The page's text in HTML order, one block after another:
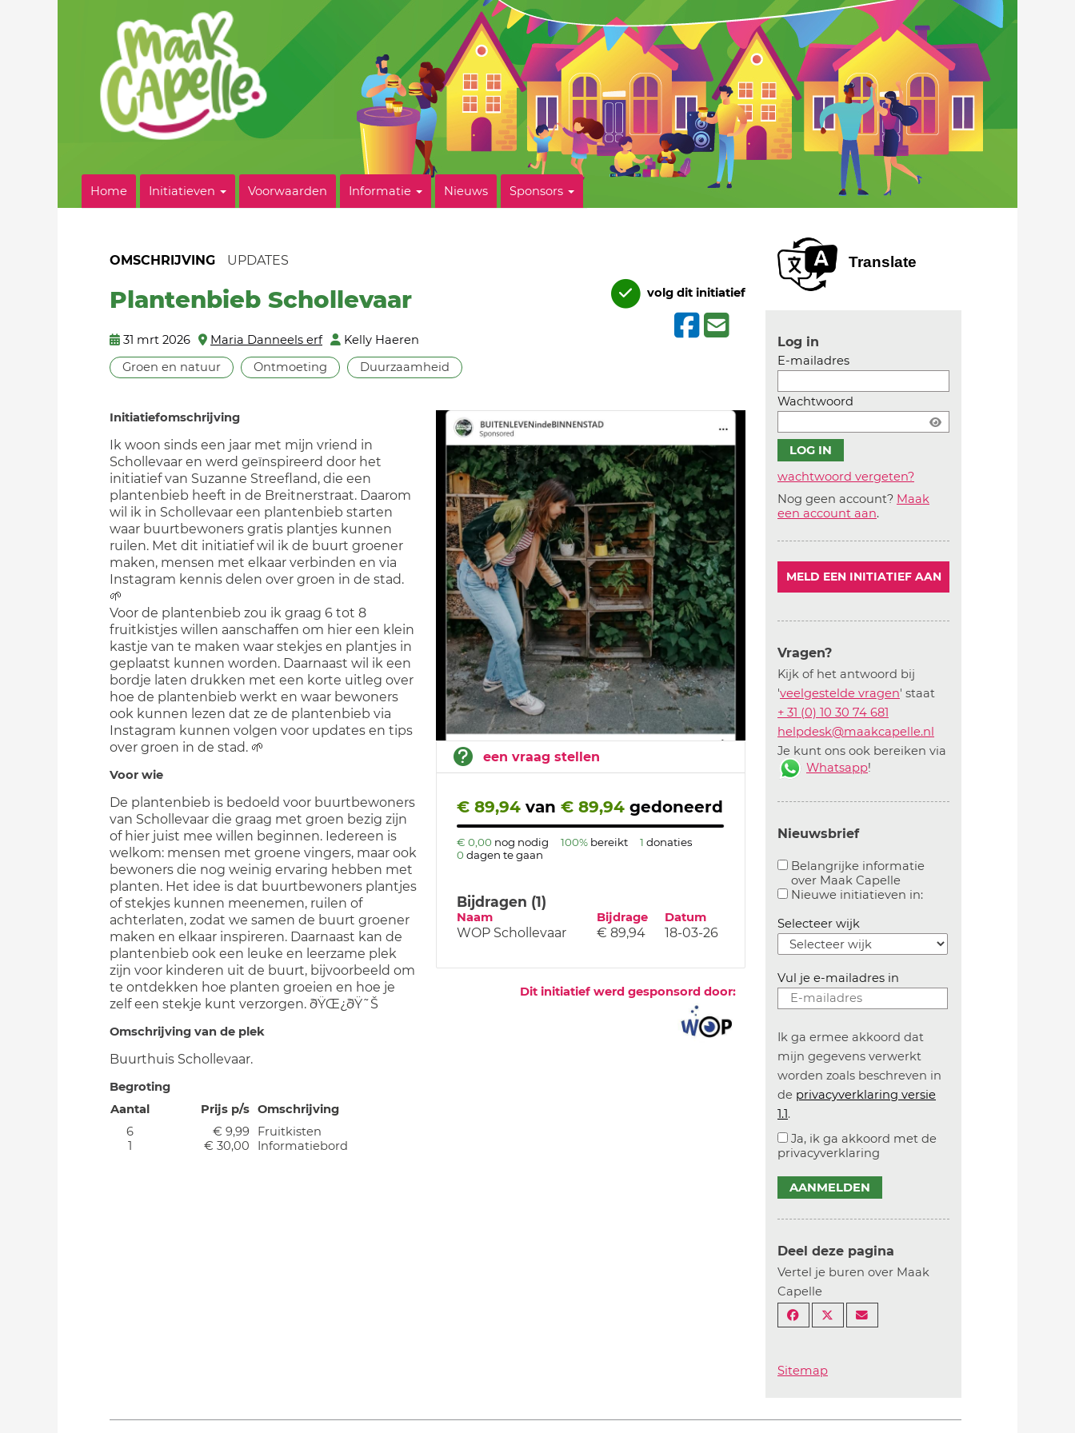
Home Initiatieven Voorwaarden Informatie Nieuws Sponsors
OMSCHRIJVING UPDATES
Plantenbieb Schollevaar
31 mrt 2026 Maria Danneels erf
Kelly Haeren
Groen en natuur
Ontmoeting Duurzaamheid
volg dit initiatief
een vraag stellen
€ 89,94 van € 89,94 gedoneerd
€ 0,00 nog nodig 100% bereikt 1 donaties
0 dagen te gaan
Bijdragen (1)
Naam Bijdrage Datum
WOP Schollevaar € 89,94 18-03-26
Dit initiatief werd gesponsord door:
Initiatiefomschrijving
Ik woon sinds een jaar met mijn vriend in
Schollevaar en werd geïnspireerd door het
initiatief van Suzanne Streefland, die een
plantenbieb heeft in de Breitnerstraat. Daarom
wil ik in Schollevaar een plantenbieb starten
waar buurtbewoners gratis plantjes kunnen
ruilen. Met dit initiatief wil ik de buurt groener
maken, mensen met elkaar verbinden en via
Instagram kennis delen over groen in de stad.
🌱
Voor de plantenbieb zou ik graag 6 tot 8
fruitkistjes willen aanschaffen om hier een klein
kastje van te maken waar stekjes en plantjes in
geplaatst kunnen worden. Daarnaast wil ik een
bordje laten drukken met een korte uitleg over
hoe de plantenbieb werkt en waar bewoners
ook kunnen lezen dat ze de plantenbieb via
Instagram kunnen volgen voor updates en tips
over groen in de stad. 🌱
Voor wie
De plantenbieb is bedoeld voor buurtbewoners
van Schollevaar die graag met groen bezig zijn
of hier juist mee willen beginnen. Iedereen is
welkom: mensen met groene vingers, maar ook
bewoners die nog weinig ervaring hebben met
planten. Het idee is dat buurtbewoners plantjes
of stekjes kunnen meenemen, ruilen of
achterlaten, zodat we samen de buurt groener
maken en elkaar inspireren. Daarnaast kan de
plantenbieb ook een leuke en leerzame plek
zijn voor kinderen uit de buurt, bijvoorbeeld om
te ontdekken hoe planten groeien en hoe je
zelf een stekje kunt verzorgen. ðŸŒ¿ðŸ˜Š
Omschrijving van de plek
Buurthuis Schollevaar.
Begroting
Aantal
Prijs p/s Omschrijving
6
€ 9,99
Fruitkisten
1
€ 30,00 Informatiebord
Translate
Log in
E-mailadres
Wachtwoord
wachtwoord vergeten?
Nog geen account? Maak
een account aan.
MELD EEN INITIATIEF AAN
Vragen?
Kijk of het antwoord bij
'veelgestelde vragen' staat
+ 31 (0) 10 30 74 681
helpdesk@maakcapelle.nl
Je kunt ons ook bereiken via
Whatsapp!
Nieuwsbrief
Belangrijke informatie
over Maak Capelle
Aanvinken om belangrijke informatie over
Nieuwe initiatieven in:Aanvinken om
Selecteer wijk
Vul je e-mailadres in
Ik ga ermee akkoord dat
mijn gegevens verwerkt
worden zoals beschreven in
de privacyverklaring versie
1.1.
Ja, ik ga akkoord met de
privacyverklaring
AANMELDEN
Deel deze pagina
Vertel je buren over Maak
Capelle
Sitemap